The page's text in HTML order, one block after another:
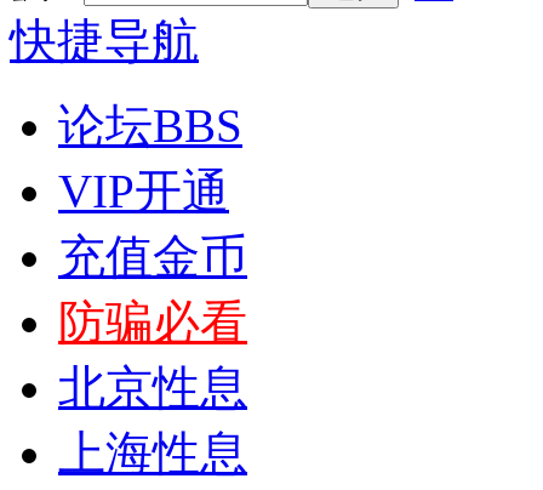
快捷导航
论坛BBS
VIP开通
充值金币
防骗必看
北京性息
上海性息